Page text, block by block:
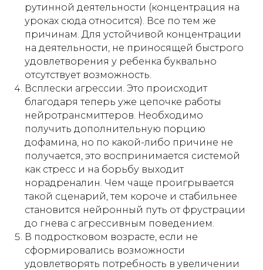
рутинной деятельности (концентрация на
уроках сюда относится). Все по тем же
причинам. Для устойчивой концентрации
на деятельности, не приносящей быстрого
удовлетворения у ребенка буквально
отсутствует возможность.
Всплески агрессии. Это происходит
благодаря теперь уже цепочке работы
нейротрансмиттеров. Необходимо
получить дополнительную порцию
дофамина, но по какой-либо причине не
получается, это воспринимается системой
как стресс и на борьбу выходит
норадреналин. Чем чаще проигрывается
такой сценарий, тем короче и стабильнее
становится нейронный путь от фрустрации
до гнева с агрессивным поведением.
В подростковом возрасте, если не
сформировались возможности
удовлетворять потребность в увеличении